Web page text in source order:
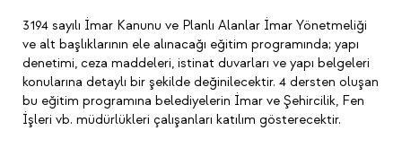
3194 sayılı İmar Kanunu ve Planlı Alanlar İmar Yönetmeliği
ve alt başlıklarının ele alınacağı eğitim programında; yapı
denetimi, ceza maddeleri, istinat duvarları ve yapı belgeleri
konularına detaylı bir şekilde değinilecektir. 4 dersten oluşan
bu eğitim programına belediyelerin İmar ve Şehircilik, Fen
İşleri vb. müdürlükleri çalışanları katılım gösterecektir.